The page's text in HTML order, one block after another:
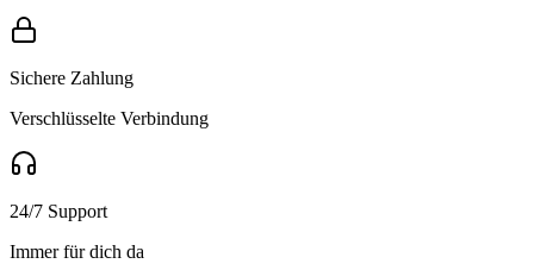
Sichere Zahlung
Verschlüsselte Verbindung
24/7 Support
Immer für dich da